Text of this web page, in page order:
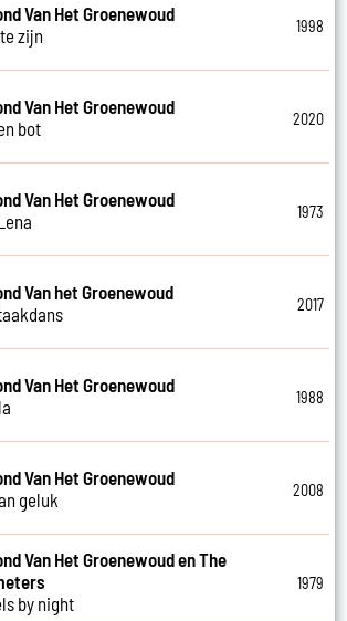
Van Het Groenewoud
zijn
1998
Van Het Groenewoud
bot
2020
Van Het Groenewoud
1973
Van het Groenewoud
2017
Van Het Groenewoud
1988
Van Het Groenewoud
geluk
2008
Van Het Groenewoud en The
by night
1979